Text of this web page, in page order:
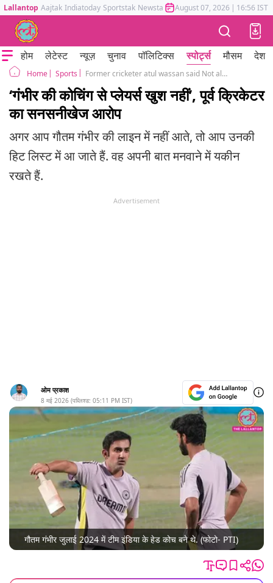
Lallantop Aajtak Indiatoday Sportstak Newstak Mumbai Tak Astrotak
August 07, 2026 | 16:56 IST
होम लेटेस्ट न्यूज़ चुनाव पॉलिटिक्स स्पोर्ट्स मौसम देश
Home Sports Former cricketer atul wassan said Not all Team India players happy with Gautam Gambhir coaching
‘गंभीर की कोचिंग से प्लेयर्स खुश नहीं’, पूर्व क्रिकेटर
का सनसनीखेज आरोप
अगर आप गौतम गंभीर की लाइन में नहीं आते, तो आप उनकी
हिट लिस्ट में आ जाते हैं. वह अपनी बात मनवाने में यकीन
रखते हैं.
Advertisement
ओम प्रकाश
8 मई 2026 (पब्लिश्ड: 05:11 PM IST)
गौतम गंभीर जुलाई 2024 में टीम इंडिया के हेड कोच बने थे. (फोटो- PTI)